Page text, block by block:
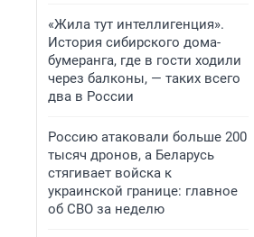
«Жила тут интеллигенция».
История сибирского дома-
бумеранга, где в гости ходили
через балконы, — таких всего
два в России
Россию атаковали больше 200
тысяч дронов, а Беларусь
стягивает войска к
украинской границе: главное
об СВО за неделю